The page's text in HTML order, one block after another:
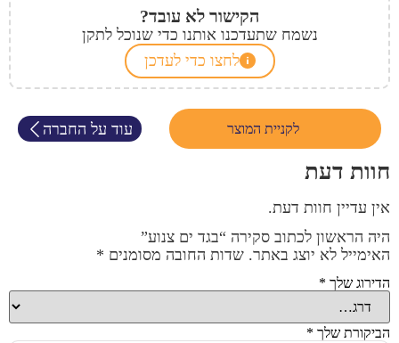
הקישור לא עובד?
נשמח שתעדכנו אותנו כדי שנוכל לתקן
לחצו כדי לעדכן
לקניית המוצר עוד על החברה
חוות דעת
אין עדיין חוות דעת.
היה הראשון לכתוב סקירה “בגד ים צנוע”
האימייל לא יוצג באתר. שדות החובה מסומנים *
הדירוג שלך *
הביקורת שלך *